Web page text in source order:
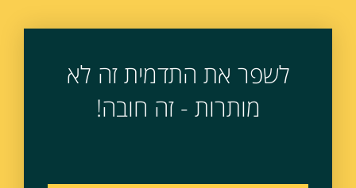
לשפר את התדמית זה לא
מותרות - זה חובה!